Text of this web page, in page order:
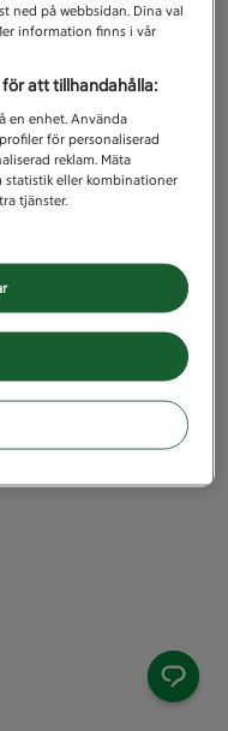
ned på webbsidan. Dina val
information finns i vår
att tillhandahålla:
en enhet. Använda
för personaliserad
reklam. Mäta
statistik eller kombinationer
tjänster.